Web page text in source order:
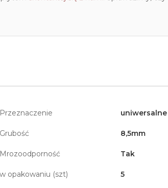
Przeznaczenie uniwersalne
Grubość 8,5mm
Mrozoodporność Tak
w opakowaniu (szt) 5